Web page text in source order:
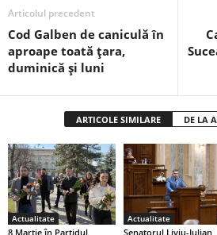
Articolul precedent
Cod Galben de caniculă în
aproape toată țara,
duminică și luni
ARTICOLE SIMILARE DE LA
Actualitate
8 Martie în Partidul
Actualitate
Senatorul Liviu-Iulian